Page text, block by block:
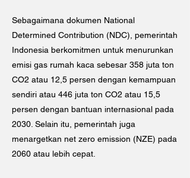
Sebagaimana dokumen National
Determined Contribution (NDC), pemerintah
Indonesia berkomitmen untuk menurunkan
emisi gas rumah kaca sebesar 358 juta ton
CO2 atau 12,5 persen dengan kemampuan
sendiri atau 446 juta ton CO2 atau 15,5
persen dengan bantuan internasional pada
2030. Selain itu, pemerintah juga
menargetkan net zero emission (NZE) pada
2060 atau lebih cepat.